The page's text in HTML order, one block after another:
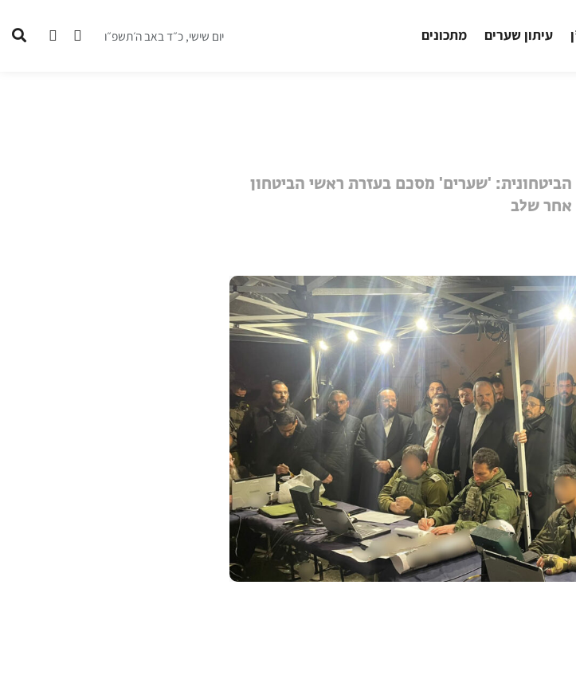
עיתון שערים מתכונים יום שישי, כ״ד באב ה׳תשפ״ו
'שערים' מסכם בעזרת ראשי הביטחון
אחר שלב